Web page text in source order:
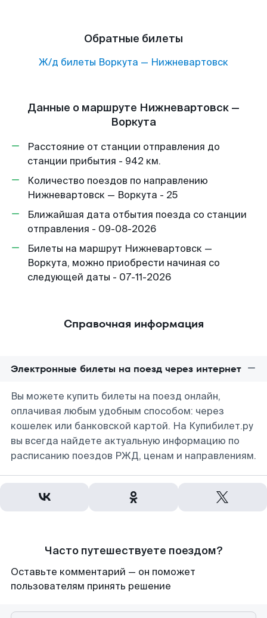
Обратные билеты
Ж/д билеты Воркута — Нижневартовск
Данные о маршруте Нижневартовск —
Воркута
Расстояние от станции отправления до
станции прибытия - 942 км.
Количество поездов по направлению
Нижневартовск — Воркута - 25
Ближайшая дата отбытия поезда со станции
отправления - 09-08-2026
Билеты на маршрут Нижневартовск —
Воркута, можно приобрести начиная со
следующей даты - 07-11-2026
Справочная информация
Электронные билеты на поезд через интернет
Вы можете купить билеты на поезд онлайн,
оплачивая любым удобным способом: через
кошелек или банковской картой. На Купибилет.ру
вы всегда найдете актуальную информацию по
расписанию поездов РЖД, ценам и направлениям.
Часто путешествуете поездом?
Оставьте комментарий — он поможет
пользователям принять решение